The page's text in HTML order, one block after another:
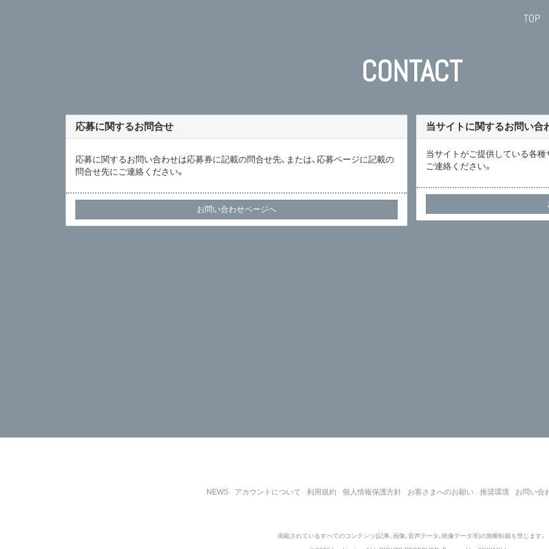
TOP
CONTACT
応募に関するお問合せ
応募に関するお問い合わせは応募券に記載の問合せ先、または、応募ページに記載の
問合せ先にご連絡ください。
お問い合わせページへ
当サイトに関するお問い合
当サイトがご提供している各種
ご連絡ください。
NEWS アカウントについて 利用規約 個人情報保護方針 お客さまへのお願い 推奨環境 お問い合
掲載されているすべてのコンテンツ(記事、画像、音声データ、映像データ等)の無断転載を禁じます。